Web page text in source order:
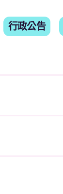
行政公告